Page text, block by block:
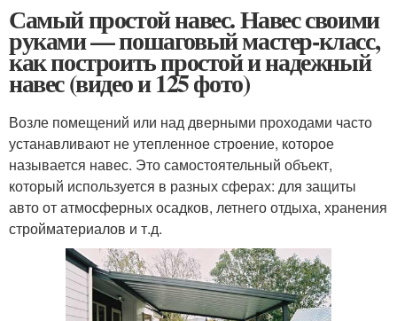
Самый простой навес. Навес своими
руками — пошаговый мастер-класс,
как построить простой и надежный
навес (видео и 125 фото)
Возле помещений или над дверными проходами часто
устанавливают не утепленное строение, которое
называется навес. Это самостоятельный объект,
который используется в разных сферах: для защиты
авто от атмосферных осадков, летнего отдыха, хранения
стройматериалов и т.д.